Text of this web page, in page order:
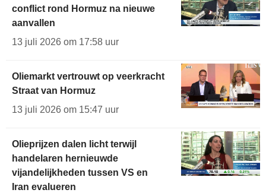
conflict rond Hormuz na nieuwe
aanvallen
13 juli 2026 om 17:58 uur
Oliemarkt vertrouwt op veerkracht
Straat van Hormuz
13 juli 2026 om 15:47 uur
Olieprijzen dalen licht terwijl
handelaren hernieuwde
vijandelijkheden tussen VS en
Iran evalueren